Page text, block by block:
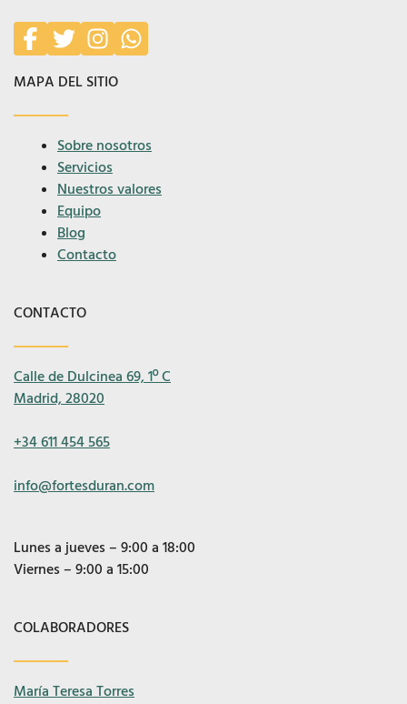
MAPA DEL SITIO
Sobre nosotros
Servicios
Nuestros valores
Equipo
Blog
Contacto
CONTACTO
Calle de Dulcinea 69, 1º C
Madrid, 28020
+34 611 454 565
info@fortesduran.com
Lunes a jueves – 9:00 a 18:00
Viernes – 9:00 a 15:00
COLABORADORES
María Teresa Torres